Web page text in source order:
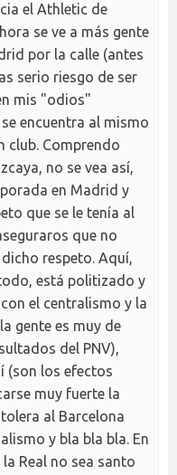
el Athletic de
se ve a más gente
por la calle (antes
serio riesgo de ser
mis "odios"
encuentra al mismo
club. Comprendo
no se vea así,
en Madrid y
que se le tenía al
que no
respeto. Aquí,
está politizado y
el centralismo y la
gente es muy de
del PNV),
(son los efectos
muy fuerte la
al Barcelona
y bla bla bla. En
Real no sea santo